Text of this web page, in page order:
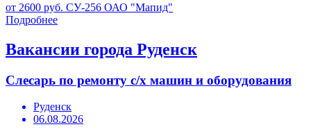
от 2600 руб. СУ-256 ОАО "Мапид"
Подробнее
Вакансии города Руденск
Слесарь по ремонту с/х машин и оборудования
Руденск
06.08.2026